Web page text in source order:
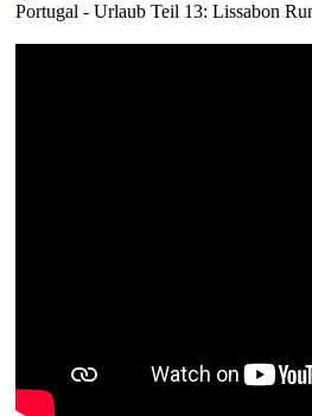
Portugal - Urlaub Teil 13: Lissabon